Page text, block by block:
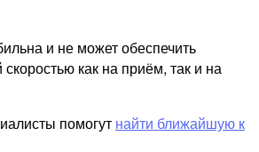
и не может обеспечить
как на приём, так и на
помогут найти ближайшую к